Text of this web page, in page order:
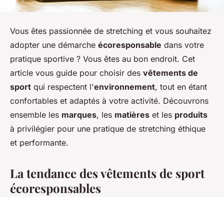
Vous êtes passionnée de stretching et vous souhaitez
adopter une démarche écoresponsable dans votre
pratique sportive ? Vous êtes au bon endroit. Cet
article vous guide pour choisir des vêtements de
sport qui respectent l'environnement, tout en étant
confortables et adaptés à votre activité. Découvrons
ensemble les marques, les matières et les produits
à privilégier pour une pratique de stretching éthique
et performante.
La tendance des vêtements de sport
écoresponsables